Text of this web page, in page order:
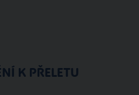
K PŘELETU